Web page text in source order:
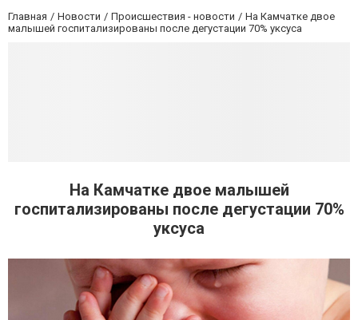
Главная Новости Происшествия - новости
На Камчатке двое
малышей госпитализированы после дегустации 70% уксуса
На Камчатке двое малышей
госпитализированы после дегустации 70%
уксуса